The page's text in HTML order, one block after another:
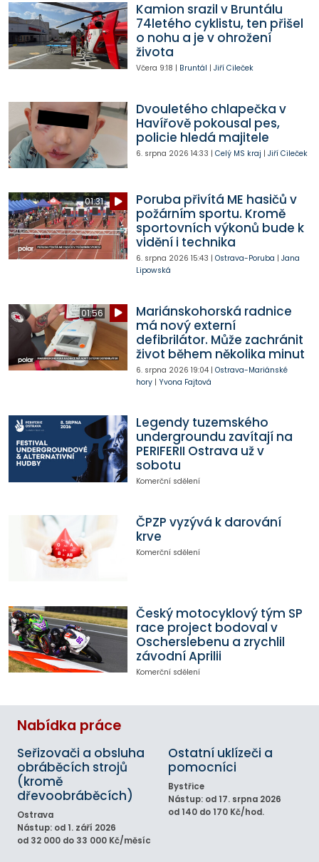
Kamion srazil v Bruntálu
74letého cyklistu, ten přišel
o nohu a je v ohrožení
života
Včera 9:18 | Bruntál | Jiří Cileček
Dvouletého chlapečka v
Havířově pokousal pes,
policie hledá majitele
6. srpna 2026 14:33 | Celý MS kraj | Jiří Cileček
01:31
Poruba přivítá ME hasičů v
požárním sportu. Kromě
sportovních výkonů bude k
vidění i technika
6. srpna 2026 15:43 | Ostrava-Poruba | Jana
Lipowská
01:56
Mariánskohorská radnice
má nový externí
defibrilátor. Může zachránit
život během několika minut
6. srpna 2026 19:04| Ostrava-Mariánské
hory| Yvona Fajtová
Legendy tuzemského
undergroundu zavítají na
PERIFERII Ostrava už v
sobotu
Komerční sdělení
ČPZP vyzývá k darování
krve
Komerční sdělení
Český motocyklový tým SP
race project bodoval v
Oscherslebenu a zrychlil
závodní Aprilii
Komerční sdělení
Nabídka práce
Seřizovači a obsluha
obráběcích strojů
(kromě
dřevoobráběcích)
Ostrava
Nástup: od 1. září 2026
od 32 000 do 33 000 Kč/měsíc
Ostatní uklízeči a
pomocníci
Bystřice
Nástup: od 17. srpna 2026
od 140 do 170 Kč/hod.